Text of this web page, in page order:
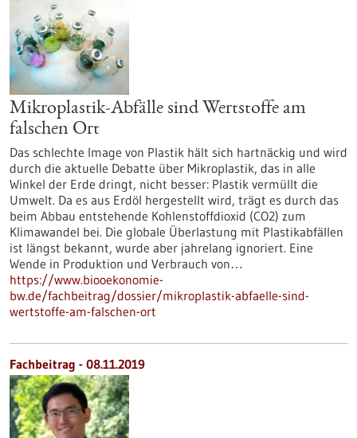
Mikroplastik-Abfälle sind Wertstoffe am
falschen Ort
Das schlechte Image von Plastik hält sich hartnäckig und wird
durch die aktuelle Debatte über Mikroplastik, das in alle
Winkel der Erde dringt, nicht besser: Plastik vermüllt die
Umwelt. Da es aus Erdöl hergestellt wird, trägt es durch das
beim Abbau entstehende Kohlenstoffdioxid (CO2) zum
Klimawandel bei. Die globale Überlastung mit Plastikabfällen
ist längst bekannt, wurde aber jahrelang ignoriert. Eine
Wende in Produktion und Verbrauch von…
https://www.biooekonomie-
bw.de/fachbeitrag/dossier/mikroplastik-abfaelle-sind-
wertstoffe-am-falschen-ort
Fachbeitrag - 08.11.2019